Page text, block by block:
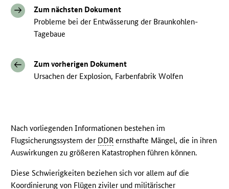
Zum nächsten Dokument
Probleme bei der Entwässerung der Braunkohlen-
Tagebaue
Zum vorherigen Dokument
Ursachen der Explosion, Farbenfabrik Wolfen
Nach vorliegenden Informationen bestehen im
Flugsicherungssystem der DDR ernsthafte Mängel, die in ihren
Auswirkungen zu größeren Katastrophen führen können.
Diese Schwierigkeiten beziehen sich vor allem auf die
Koordinierung von Flügen ziviler und militärischer